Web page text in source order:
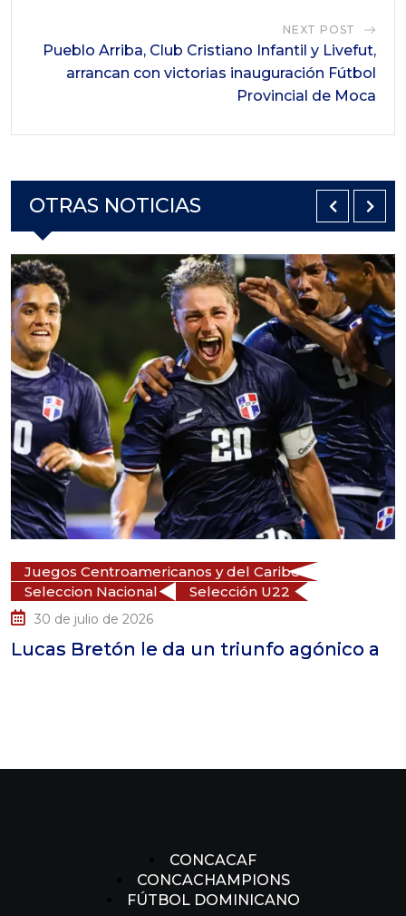
NEXT POST
Pueblo Arriba, Club Cristiano Infantil y Livefut,
arrancan con victorias inauguración Fútbol
Provincial de Moca
OTRAS NOTICIAS
Centroamericanos y del Caribe
Nacional
Selección U22
30 de julio de 2026
Bretón le da un triunfo agónico a
CONCACAF
CONCACHAMPIONS
FÚTBOL DOMINICANO